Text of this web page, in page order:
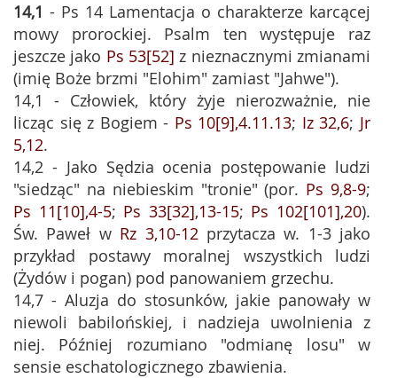
14,1 - Ps 14 Lamentacja o charakterze karcącej
mowy prorockiej. Psalm ten występuje raz
jeszcze jako Ps 53[52] z nieznacznymi zmianami
(imię Boże brzmi "Elohim" zamiast "Jahwe").
14,1 - Człowiek, który żyje nierozważnie, nie
licząc się z Bogiem - Ps 10[9],4.11.13; Iz 32,6; Jr
5,12.
14,2 - Jako Sędzia ocenia postępowanie ludzi
"siedząc" na niebieskim "tronie" (por. Ps 9,8-9;
Ps 11[10],4-5; Ps 33[32],13-15; Ps 102[101],20).
Św. Paweł w Rz 3,10-12przytacza w. 1-3 jako
przykład postawy moralnej wszystkich ludzi
(Żydów i pogan) pod panowaniem grzechu.
14,7 - Aluzja do stosunków, jakie panowały w
niewoli babilońskiej, i nadzieja uwolnienia z
niej. Później rozumiano "odmianę losu" w
sensie eschatologicznego zbawienia.